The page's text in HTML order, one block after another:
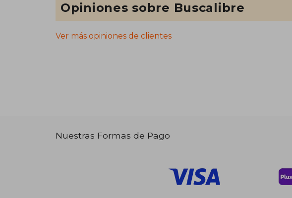
Opiniones sobre Buscalibre
Ver más opiniones de clientes
Nuestras Formas de Pago